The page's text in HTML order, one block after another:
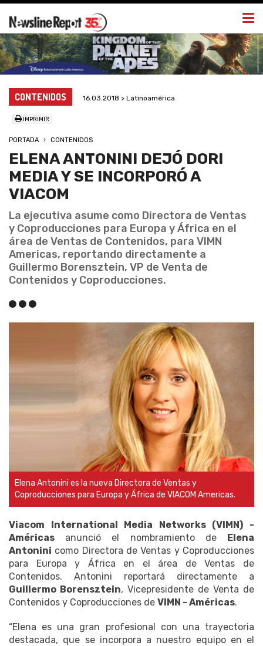
CONTENIDOS 16.03.2018 > Latinoamérica
IMPRIMIR
PORTADA CONTENIDOS
ELENA ANTONINI DEJÓ DORI
MEDIA Y SE INCORPORÓ A
VIACOM
La ejecutiva asume como Directora de Ventas
y Coproducciones para Europa y África en el
área de Ventas de Contenidos, para VIMN
Americas, reportando directamente a
Guillermo Borensztein, VP de Venta de
Contenidos y Coproducciones.
Elena Antonini es la nueva Directora de Ventas y
Coproducciones para Europa y África de VIACOM Americas.
Viacom International Media Networks (VIMN) -
Américas anunció el nombramiento de Elena
Antonini como Directora de Ventas y Coproducciones
para Europa y África en el área de Ventas de
Contenidos. Antonini reportará directamente a
Guillermo Borensztein, Vicepresidente de Venta de
Contenidos y Coproducciones de VIMN - Américas.
“Elena es una gran profesional con una trayectoria
destacada, que se incorpora a nuestro equipo en el